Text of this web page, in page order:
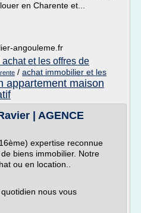
en Charente et...
angouleme.fr
et les offres de
/ achat immobilier et les
appartement maison
| AGENCE
expertise reconnue
biens immobilier. Notre
ou en location..
nous vous